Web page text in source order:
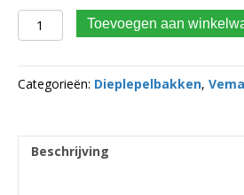
VEMATEC Dieplepelbak CW10 KLASSE
50 CM aantal
Toevoegen aan
Categorieën: Dieplepelbakken,
Beschrijving